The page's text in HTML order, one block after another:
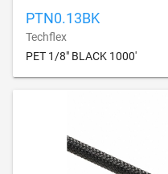
PTN0.13BK
Techflex
PET 1/8" BLACK 1000'